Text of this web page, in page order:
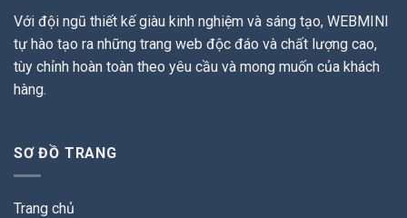
Với đội ngũ thiết kế giàu kinh nghiệm và sáng tạo, WEBMINI
tự hào tạo ra những trang web độc đáo và chất lượng cao,
tùy chỉnh hoàn toàn theo yêu cầu và mong muốn của khách
hàng.
SƠ ĐỒ TRANG
Trang chủ